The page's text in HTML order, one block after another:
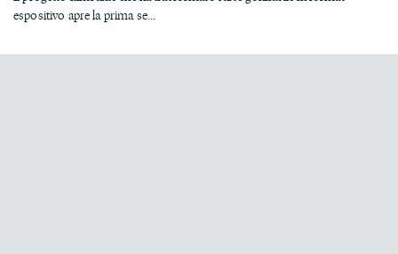
espositivo apre la prima se...